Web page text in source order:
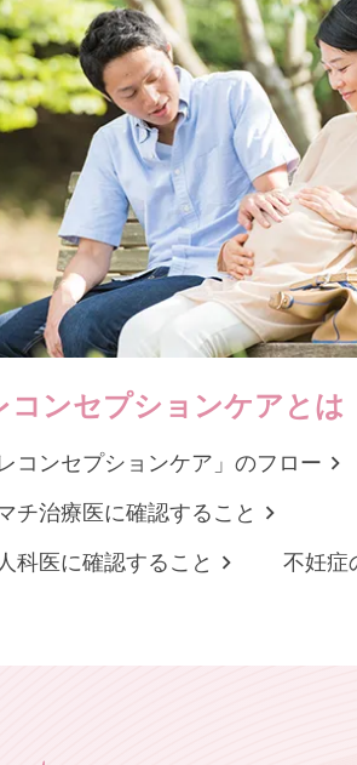
コンセプションケアとは
レコンセプションケア」のフロー
チ治療医に確認すること
科医に確認すること 不妊症